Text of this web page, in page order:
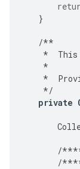
}
/**
*
This
*
*
*/
private
/
/